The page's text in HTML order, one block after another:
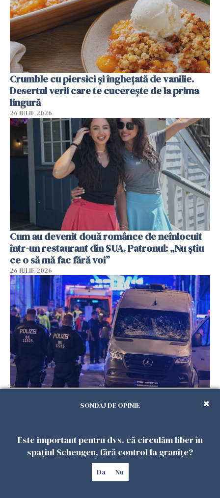
Crumble cu piersici și înghețată de vanilie.
Desertul verii care te cucerește de la prima
lingură
26 IULIE 2026
Cum au devenit două românce de neînlocuit
într-un restaurant din SUA. Patronul: „Nu știu
ce o să mă fac fără voi”
26 IULIE 2026
Teroare la Berlin, în timpul Gay Pride: o dubiță
a intrat în mulțime. Un mort și 15 răniți
SONDAJ DE OPINIE
Este important pentru dvs. că circulăm liber în
spațiul Schengen, fără control la granițe?
Da Nu